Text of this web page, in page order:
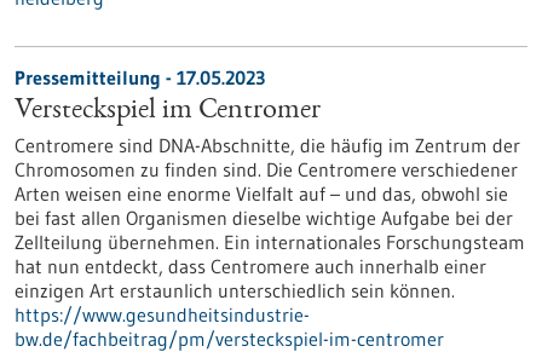
Pressemitteilung - 17.05.2023
Versteckspiel im Centromer
Centromere sind DNA-Abschnitte, die häufig im Zentrum der
Chromosomen zu finden sind. Die Centromere verschiedener
Arten weisen eine enorme Vielfalt auf – und das, obwohl sie
bei fast allen Organismen dieselbe wichtige Aufgabe bei der
Zellteilung übernehmen. Ein internationales Forschungsteam
hat nun entdeckt, dass Centromere auch innerhalb einer
einzigen Art erstaunlich unterschiedlich sein können.
https://www.gesundheitsindustrie-
bw.de/fachbeitrag/pm/versteckspiel-im-centromer